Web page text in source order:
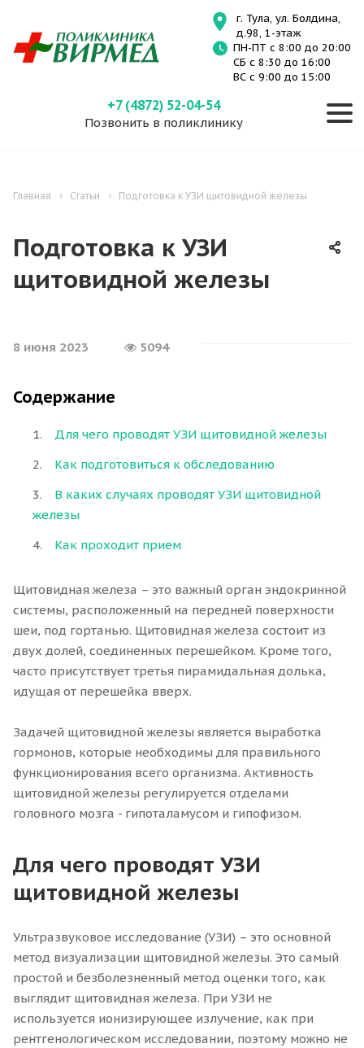
г. Тула, ул. Болдина,
д.98, 1-этаж
ПН-ПТ с 8:00 до 20:00
СБ с 8:30 до 16:00
ВС с 9:00 до 15:00
+7 (4872) 52-04-54
Позвонить в поликлинику
Главная Статьи Подготовка к УЗИ щитовидной железы
Подготовка к УЗИ
щитовидной железы
8 июня 2023 5094
Содержание
Для чего проводят УЗИ щитовидной железы
Как подготовиться к обследованию
В каких случаях проводят УЗИ щитовидной
железы
Как проходит прием
Щитовидная железа – это важный орган эндокринной
системы, расположенный на передней поверхности
шеи, под гортанью. Щитовидная железа состоит из
двух долей, соединенных перешейком. Кроме того,
часто присутствует третья пирамидальная долька,
идущая от перешейка вверх.
Задачей щитовидной железы является выработка
гормонов, которые необходимы для правильного
функционирования всего организма. Активность
щитовидной железы регулируется отделами
головного мозга - гипоталамусом и гипофизом.
Для чего проводят УЗИ
щитовидной железы
Ультразвуковое исследование (УЗИ) – это основной
метод визуализации щитовидной железы. Это самый
простой и безболезненный метод оценки того, как
выглядит щитовидная железа. При УЗИ не
используется ионизирующее излучение, как при
рентгенологическом исследовании, поэтому можно не